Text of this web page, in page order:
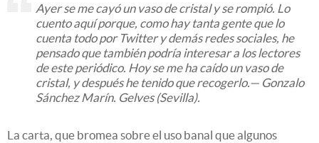
Ayer se me cayó un vaso de cristal y se rompió. Lo
cuento aquí porque, como hay tanta gente que lo
cuenta todo por Twitter y demás redes sociales, he
pensado que también podría interesar a los lectores
de este periódico. Hoy se me ha caído un vaso de
cristal, y después he tenido que recogerlo.— Gonzalo
Sánchez Marín. Gelves (Sevilla).
La carta, que bromea sobre el uso banal que algunos